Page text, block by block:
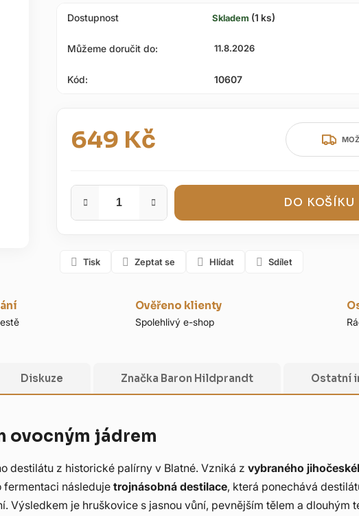
Dostupnost Skladem (1 ks)
Můžeme doručit do: 11.8.2026
Kód: 10607
649 Kč
Měrná cena:
DO KOŠÍKU
Tisk Zeptat se Hlídat Sdílet
Ověřeno klienty
Spolehlivý e-shop
Diskuze Značka Baron Hildprandt Ostatní
ovocným jádrem
destilátu z historické palírny v Blatné. Vzniká z vybraného
fermentaci následuje trojnásobná destilace, která ponechává
Výsledkem je hruškovice s jasnou vůní, pevnějším tělem a dlouhým